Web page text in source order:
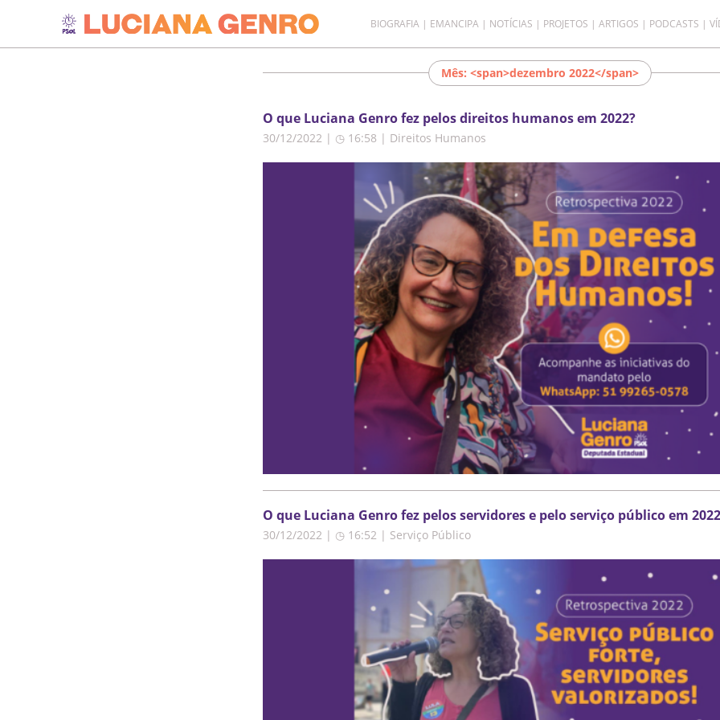
BIOGRAFIA EMANCIPA NOTÍCIAS PROJETOS ARTIGOS PODCASTS
Mês: <span>dezembro 2022</span>
O que Luciana Genro fez pelos direitos humanos em 2022?
30/12/2022 | ◷ 16:58 | Direitos Humanos
O que Luciana Genro fez pelos servidores e pelo serviço público em
30/12/2022 | ◷ 16:52 | Serviço Público